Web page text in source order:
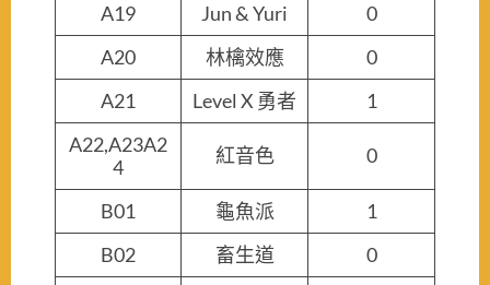
A19 Jun & Yuri
0
A20
林檎效應
0
A21
Level X 勇者
1
A22,A23A2
4
紅音色 0
B01 龜魚派
1
B02
畜生道 0